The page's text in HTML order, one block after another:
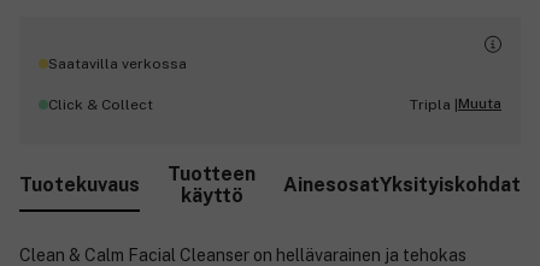
Saatavilla verkossa
Click & Collect Tripla |Muuta
Tuotekuvaus
Tuotteen
käyttö
AinesosatYksityiskohdat
Clean & Calm Facial Cleanser on hellävarainen ja tehokas